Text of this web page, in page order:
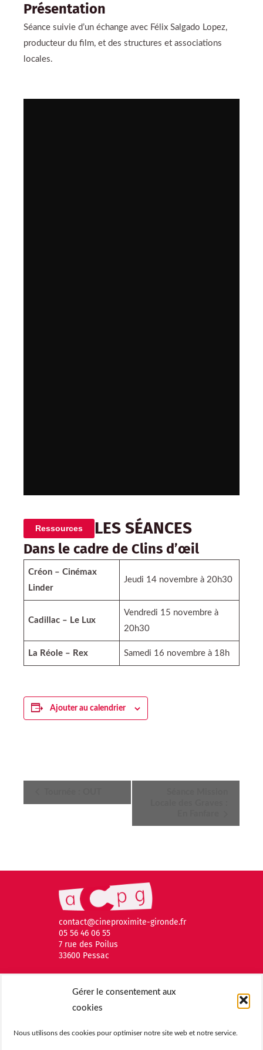
Gérer le consentement aux
cookies
Nous utilisons des cookies pour optimiser notre site web et notre service.
Présentation
Séance suivie d’un échange avec Félix Salgado Lopez,
producteur du film, et des structures et associations
locales.
Ressources LES SÉANCES
Dans le cadre de Clins d’œil
Créon – Cinémax
Linder
Jeudi 14 novembre à 20h30
Cadillac – Le Lux
Vendredi 15 novembre à
20h30
La Réole – Rex Samedi 16 novembre à 18h
Ajouter au calendrier
Évènement
contact@cineproximite-gironde.fr
05 56 46 06 55
7 rue des Poilus
33600 Pessac